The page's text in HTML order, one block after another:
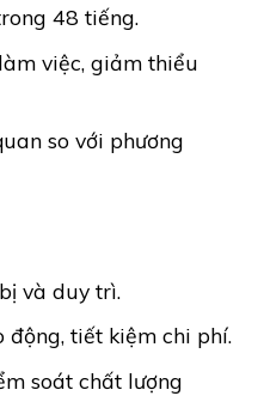
48 tiếng.
việc, giảm thiểu
so với phương
và duy trì.
tiết kiệm chi phí.
soát chất lượng